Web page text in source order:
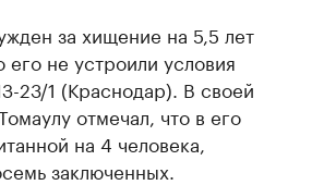
за хищение на 5,5 лет
не устроили условия
23/1 (Краснодар). В своей
отмечал, что в его
на 4 человека,
заключенных.